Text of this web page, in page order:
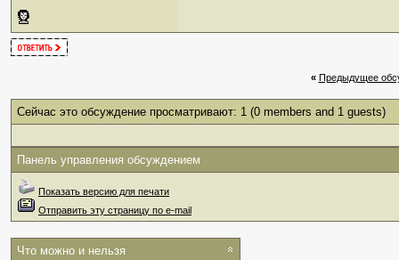
« Предыдущее
Сейчас это обсуждение просматривают: 1 (0 members and 1 guests)
Панель управления обсуждением
Показать версию для печати
Отправить эту страницу по e-mail
Что можно и нельзя